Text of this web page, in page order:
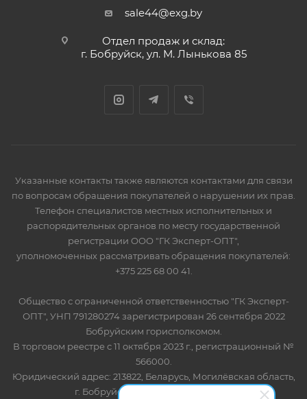
sale44@exg.by
Отдел продаж и склад:
г. Бобруйск, ул. М. Лынькова 85
Указанные контакты также являются контактами для связи
по вопросам обращения покупателей о нарушении их прав.
Телефон специалистов местных исполнительных и
распорядительных органов по месту государственной
регистрации ООО "ГК Эксперт-ОПТ",
уполномоченных рассматривать обращения покупателей:
+375 225 68 00 41.
Общество с ограниченной ответственностью "ГК Эксперт-
ОПТ", УНП 791280274 зарегистрирован 26 сентября 2022
Бобруйским горисполкомом.
В торговом реестре с 11 октября 2023 г., регистрационный №
566000.
Юридический адрес: 213822, Беларусь, Могилёвская область,
г. Бобруйск, ул. Лынькова 85 пом 7